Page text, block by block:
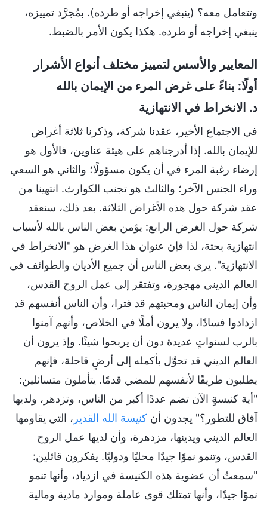
وتتعامل معه؟ (ينبغي إخراجه أو طرده). بمُجرَّد تمييزه،
ينبغي إخراجه أو طرده. هكذا يكون الأمر بالضبط.
المعايير والأسس لتمييز مختلف أنواع الأشرار
أولًا: بناءً على غرض المرء من الإيمان بالله
د. الانخراط في الانتهازية
في الاجتماع الأخير، عقدنا شركة، وذكرنا ثلاثة أغراض
للإيمان بالله. إذا أدرجناهم على هيئة عناوين، فالأول هو
إرضاء رغبة المرء في أن يكون مسؤولًا؛ والثاني هو السعي
وراء الجنس الآخر؛ والثالث هو تجنب الكوارث. انتهينا من
عقد شركة حول هذه الأغراض الثلاثة. بعد ذلك، سنعقد
شركة حول الغرض الرابع: يؤمن بعض الناس بالله لأسباب
انتهازية بحتة، لذا فإن عنوان هذا الغرض هو "الانخراط في
الانتهازية". يرى بعض الناس أن جميع الأديان والطوائف في
العالم الديني مهجورة، وتفتقر إلى عمل الروح القدس،
وأن إيمان الناس ومحبتهم قد فترا، وأن الناس أنفسهم قد
ازدادوا فسادًا، ولا يرون أملًا في الخلاص، وأنهم آمنوا
بالرب لسنواتٍ عديدة دون أن يربحوا شيئًا. وإذ يرون أن
العالم الديني قد تحوَّل بأكمله إلى أرضٍ قاحلة، فإنهم
يطلبون طريقًا لأنفسهم للمضي قدمًا. يتأملون متسائلين:
"أية كنيسةٍ الآن تضم عددًا أكبر من الناس، وتزدهر، ولديها
آفاق للتطور؟" يجدون أن كنيسة الله القدير ، التي يقاومها
العالم الديني ويدينها، مزدهرة، وأن لديها عمل الروح
القدس، وتنمو نموًا جيدًا محليًا ودوليًا. يفكرون قائلين:
"سمعتُ أن عضوية هذه الكنيسة في ازدياد، وأنها تنمو
نموًا جيدًا، وأنها تمتلك قوى عاملة وموارد مادية ومالية